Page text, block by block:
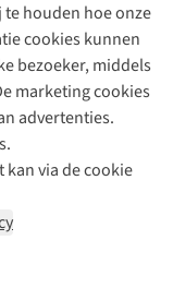
houden hoe onze
cookies kunnen
bezoeker, middels
marketing cookies
advertenties.
via de cookie